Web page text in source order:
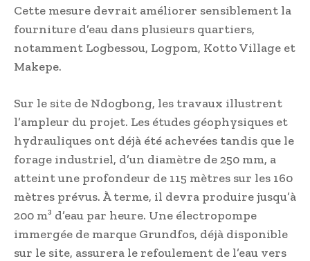
Cette mesure devrait améliorer sensiblement la
fourniture d’eau dans plusieurs quartiers,
notamment Logbessou, Logpom, Kotto Village et
Makepe.
Sur le site de Ndogbong, les travaux illustrent
l’ampleur du projet. Les études géophysiques et
hydrauliques ont déjà été achevées tandis que le
forage industriel, d’un diamètre de 250 mm, a
atteint une profondeur de 115 mètres sur les 160
mètres prévus. À terme, il devra produire jusqu’à
200 m³ d’eau par heure. Une électropompe
immergée de marque Grundfos, déjà disponible
sur le site, assurera le refoulement de l’eau vers